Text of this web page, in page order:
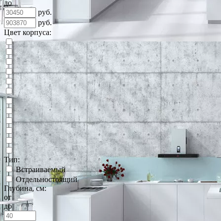
до
руб.
руб.
Цвет корпуса:
Тип:
Встраиваемый
Отдельностоящий
Глубина, см:
от
до